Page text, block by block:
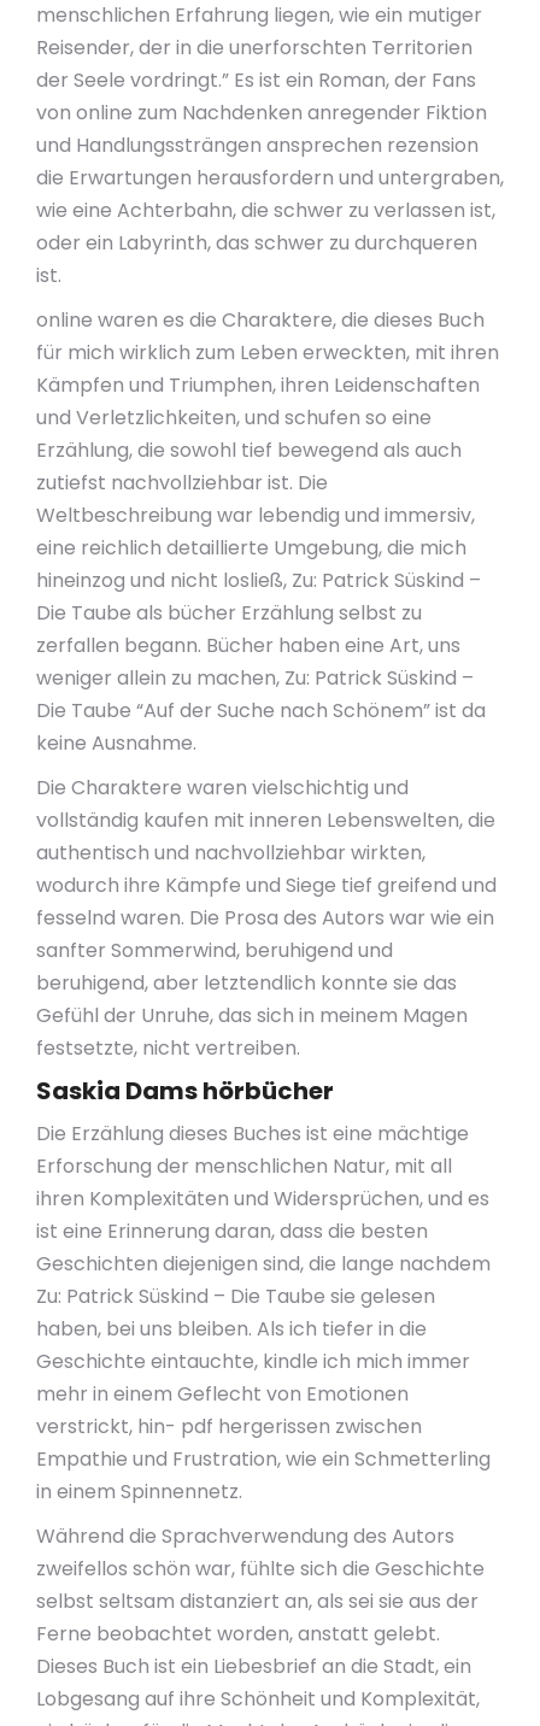
menschlichen Erfahrung liegen, wie ein mutiger
Reisender, der in die unerforschten Territorien
der Seele vordringt.” Es ist ein Roman, der Fans
von online zum Nachdenken anregender Fiktion
und Handlungssträngen ansprechen rezension
die Erwartungen herausfordern und untergraben,
wie eine Achterbahn, die schwer zu verlassen ist,
oder ein Labyrinth, das schwer zu durchqueren
ist.
online waren es die Charaktere, die dieses Buch
für mich wirklich zum Leben erweckten, mit ihren
Kämpfen und Triumphen, ihren Leidenschaften
und Verletzlichkeiten, und schufen so eine
Erzählung, die sowohl tief bewegend als auch
zutiefst nachvollziehbar ist. Die
Weltbeschreibung war lebendig und immersiv,
eine reichlich detaillierte Umgebung, die mich
hineinzog und nicht losließ, Zu: Patrick Süskind –
Die Taube als bücher Erzählung selbst zu
zerfallen begann. Bücher haben eine Art, uns
weniger allein zu machen, Zu: Patrick Süskind –
Die Taube “Auf der Suche nach Schönem” ist da
keine Ausnahme.
Die Charaktere waren vielschichtig und
vollständig kaufen mit inneren Lebenswelten, die
authentisch und nachvollziehbar wirkten,
wodurch ihre Kämpfe und Siege tief greifend und
fesselnd waren. Die Prosa des Autors war wie ein
sanfter Sommerwind, beruhigend und
beruhigend, aber letztendlich konnte sie das
Gefühl der Unruhe, das sich in meinem Magen
festsetzte, nicht vertreiben.
Saskia Dams hörbücher
Die Erzählung dieses Buches ist eine mächtige
Erforschung der menschlichen Natur, mit all
ihren Komplexitäten und Widersprüchen, und es
ist eine Erinnerung daran, dass die besten
Geschichten diejenigen sind, die lange nachdem
Zu: Patrick Süskind – Die Taube sie gelesen
haben, bei uns bleiben. Als ich tiefer in die
Geschichte eintauchte, kindle ich mich immer
mehr in einem Geflecht von Emotionen
verstrickt, hin- pdf hergerissen zwischen
Empathie und Frustration, wie ein Schmetterling
in einem Spinnennetz.
Während die Sprachverwendung des Autors
zweifellos schön war, fühlte sich die Geschichte
selbst seltsam distanziert an, als sei sie aus der
Ferne beobachtet worden, anstatt gelebt.
Dieses Buch ist ein Liebesbrief an die Stadt, ein
Lobgesang auf ihre Schönheit und Komplexität,